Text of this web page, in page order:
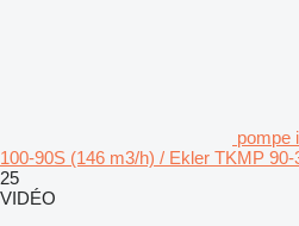
pompe
100-90S (146 m3/h) / Ekler TKMP
25
VIDÉO